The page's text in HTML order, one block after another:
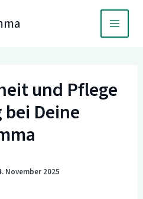
und Pflege
Deine
November 2025